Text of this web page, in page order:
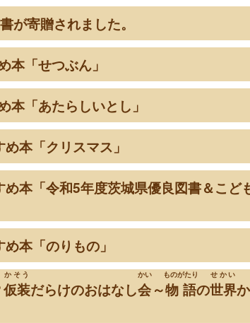
が寄贈されました。
「せつぶん」
「あたらしいとし」
本「クリスマス」
本「令和5年度茨城県優良図書＆こど
本「のりもの」
仮装
かそう
だらけのおはなし会
かい
～物語
ものがたり
の世界
せかい